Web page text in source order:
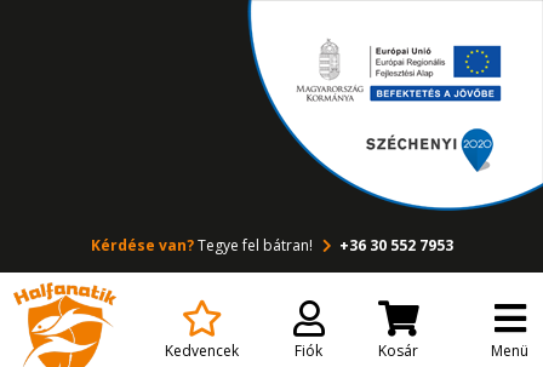
Kérdése van?Tegye fel bátran! +36 30 552 7953
Kedvencek Fiók Kosár Menü